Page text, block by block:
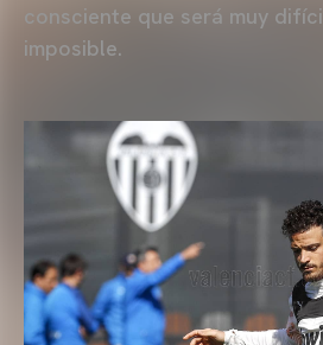
consciente que será muy
imposible.